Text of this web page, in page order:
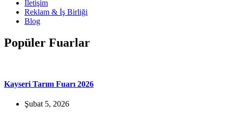
İletişim
Reklam & İş Birliği
Blog
Popüler Fuarlar
Kayseri Tarım Fuarı 2026
Şubat 5, 2026